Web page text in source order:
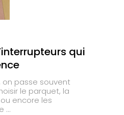
qui
on passe souvent
le parquet, la
encore les